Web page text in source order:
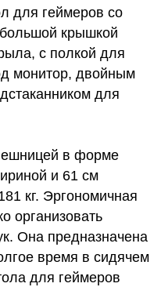
для геймеров со
крышкой
с полкой для
монитор, двойным
для
в форме
и 61 см
кг. Эргономичная
организовать
Она предназначена
время в сидячем
для геймеров